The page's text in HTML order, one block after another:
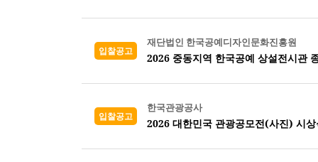
입찰공고
재단법인 한국공예디자인문화진흥원
2026 중동지역 한국공예 상설전시관
입찰공고
한국관광공사
2026 대한민국 관광공모전(사진) 시